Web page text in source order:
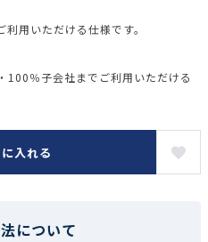
用いただける仕様です。
％子会社までご利用いただける
入れる
について